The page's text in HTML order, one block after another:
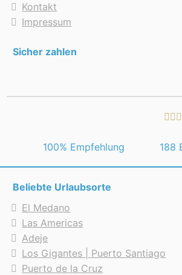
Kontakt
Impressum
Sicher zahlen
100% Empfehlung 188
Beliebte Urlaubsorte
El Medano
Las Americas
Adeje
Los Gigantes | Puerto Santiago
Puerto de la Cruz